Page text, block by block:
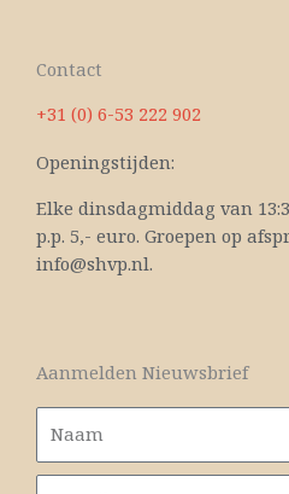
Contact
+31 (0) 6-53 222 902
Openingstijden:
Elke dinsdagmiddag van
p.p. 5,- euro. Groepen op
info@shvp.nl.
Aanmelden Nieuwsbrief